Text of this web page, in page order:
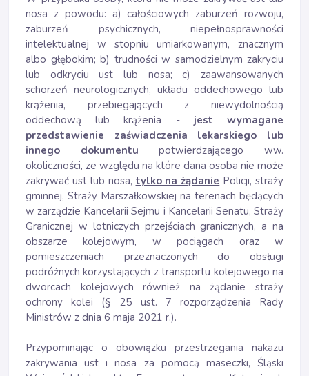
nosa z powodu: a) całościowych zaburzeń rozwoju,
zaburzeń psychicznych, niepełnosprawności
intelektualnej w stopniu umiarkowanym, znacznym
albo głębokim; b) trudności w samodzielnym zakryciu
lub odkryciu ust lub nosa; c) zaawansowanych
schorzeń neurologicznych, układu oddechowego lub
krążenia, przebiegających z niewydolnością
oddechową lub krążenia - jest wymagane
przedstawienie zaświadczenia lekarskiego lub
innego dokumentu potwierdzającego ww.
okoliczności, ze względu na które dana osoba nie może
zakrywać ust lub nosa, tylko na żądanie Policji, straży
gminnej, Straży Marszałkowskiej na terenach będących
w zarządzie Kancelarii Sejmu i Kancelarii Senatu, Straży
Granicznej w lotniczych przejściach granicznych, a na
obszarze kolejowym, w pociągach oraz w
pomieszczeniach przeznaczonych do obsługi
podróżnych korzystających z transportu kolejowego na
dworcach kolejowych również na żądanie straży
ochrony kolei (§ 25 ust. 7 rozporządzenia Rady
Ministrów z dnia 6 maja 2021 r.).
Przypominając o obowiązku przestrzegania nakazu
zakrywania ust i nosa za pomocą maseczki, Śląski